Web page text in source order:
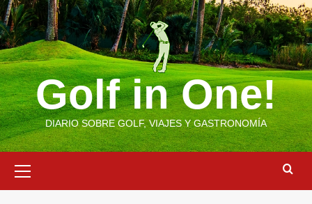
Saltar
al
contenido
Golf in One!
DIARIO SOBRE GOLF, VIAJES Y GASTRONOMÍA
primario